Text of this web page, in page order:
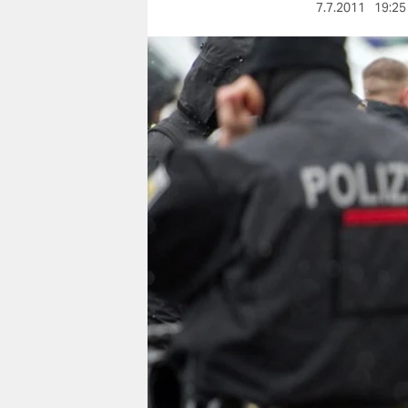
nord
wahrheit
verlag
verlag
veranstaltungen
fragen & hilfe
unterstützen
abo
7.7.2011